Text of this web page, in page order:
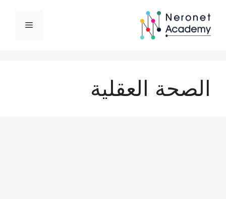
المحتوى
القائمة
الصحة العقلية